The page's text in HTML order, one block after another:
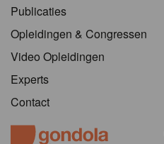
Publicaties
Opleidingen & Congressen
Video Opleidingen
Experts
Contact